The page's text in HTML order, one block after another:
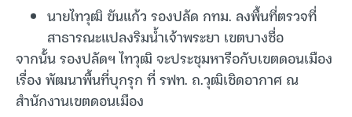
นายไทวุฒิ ขันแก้ว รองปลัด กทม. ลงพื้นที่ตรวจที่
สาธารณะแปลงริมน้ำเจ้าพระยา เขตบางชื่อ
จากนั้น รองปลัดฯ ไทวุฒิ จะประชุมหารือกับเขตดอนเมือง
เรื่อง พัฒนาพื้นที่บุกรุก ที่ รฟท. ถ.วุฒิเชิดอากาศ ณ
สำนักงานเขตดอนเมือง